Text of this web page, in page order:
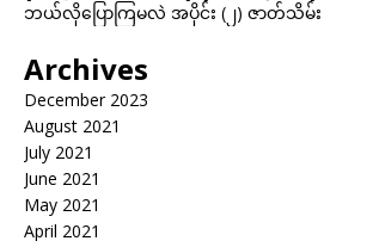
ဘယ်လိုပြောကြမလဲ အပိုင်း (၂) ဇာတ်သိမ်း
Archives
December 2023
August 2021
July 2021
June 2021
May 2021
April 2021